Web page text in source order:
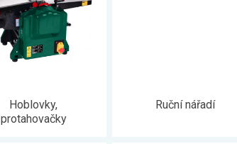
Hoblovky,
protahovačky
Ruční nářadí